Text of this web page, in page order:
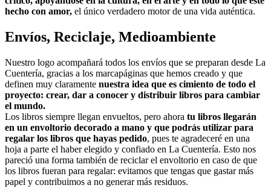
hecho con amor, el único verdadero motor de una vida auténtica.
Envíos, Reciclaje, Medioambiente
Nuestro logo acompañará todos los envíos que se preparan desde La
Cuentería, gracias a los marcapáginas que hemos creado y que
definen muy claramente nuestra idea que es cimiento de todo el
proyecto: crear, dar a conocer y distribuir libros para cambiar
el mundo.
Los libros siempre llegan envueltos, pero ahora tu libros llegarán
en un envoltorio decorado a mano y que podrás utilizar para
regalar los libros que hayas pedido, pues te agradeceré en una
hoja a parte el haber elegido y confiado en La Cuentería. Esto nos
pareció una forma también de reciclar el envoltorio en caso de que
los libros fueran para regalar: evitamos que tengas que gastar más
papel y contribuimos a no generar más residuos.